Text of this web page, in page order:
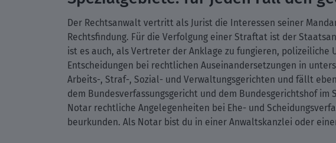
Der Rechtsanwalt vertritt als Jurist die Interessen seiner
Rechtsfindung. Für die Verfolgung einer Straftat ist der
ist es auch, als Vertreter der Anklage zu fungieren,
Entscheidungen bei rechtlichen Auseinandersetzungen in
Arbeits-, Straf-, Sozial- und Verwaltungsgerichten und fällt
dem Bundesverfassungsgericht und dem Bundesgerichtshof
Notar rechtliche Angelegenheiten bei Ehe- und
beurkunden. Als Notar bist du in einer Anwaltskanzlei oder